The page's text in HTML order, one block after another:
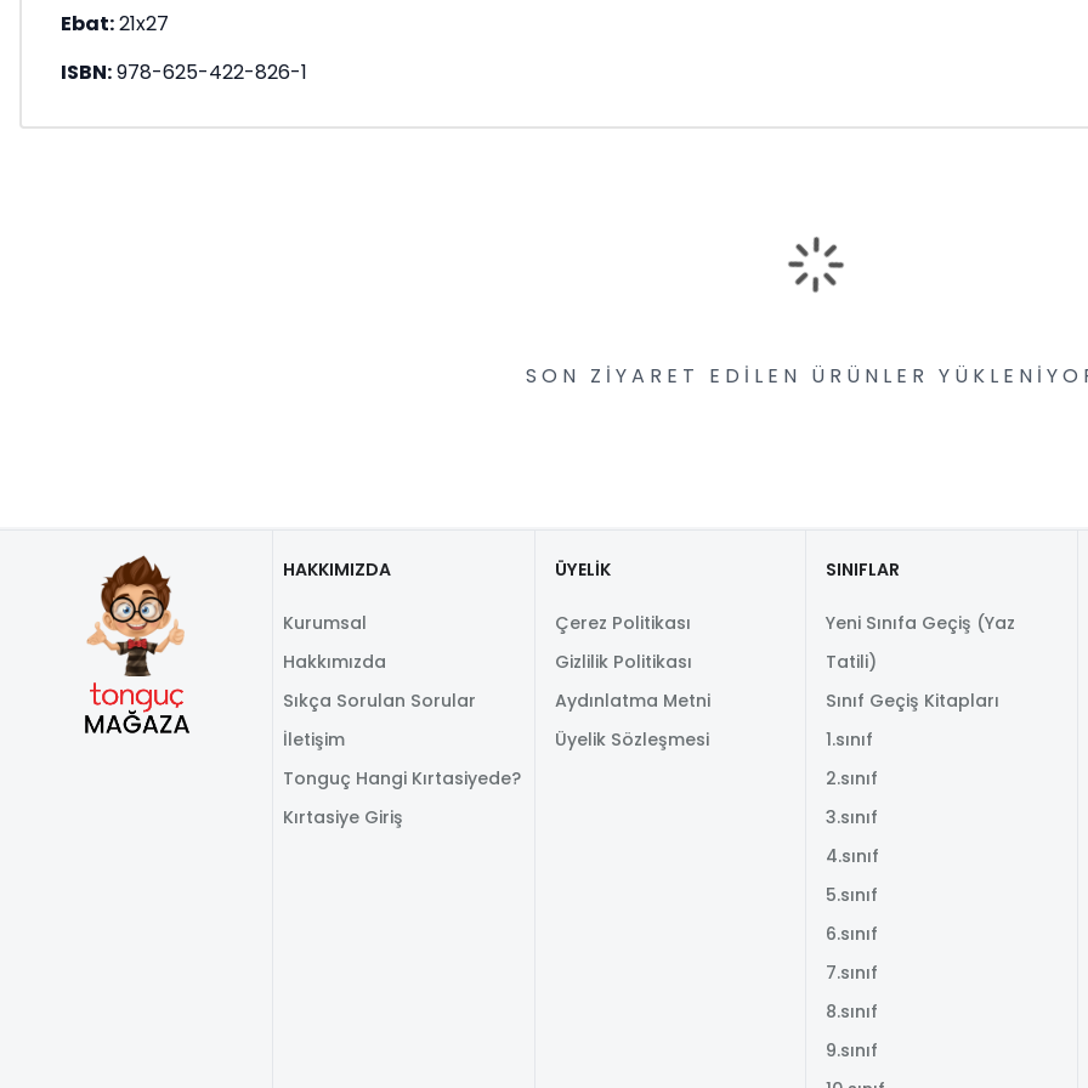
Ebat:21x27
ISBN:978-625-422-826-1
SON ZIYARET EDILEN ÜRÜNLER
HAKKIMIZDA
Kurumsal
Hakkımızda
Sıkça Sorulan Sorular
İletişim
Tonguç Hangi Kırtasiyede?
Kırtasiye Giriş
ÜYELİK
Çerez Politikası
Gizlilik Politikası
Aydınlatma Metni
Üyelik Sözleşmesi
SINIFLAR
Yeni Sınıfa Geçiş (Yaz
Tatili)
Sınıf Geçiş Kitapları
1.sınıf
2.sınıf
3.sınıf
4.sınıf
5.sınıf
6.sınıf
7.sınıf
8.sınıf
9.sınıf